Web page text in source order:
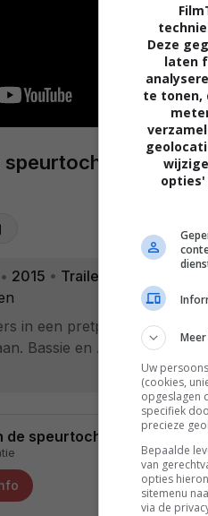
naar
• 2015 • Trailer
in een pretpark en
Bassie en Adriaan hebben
de speurtocht naar Bassie &
Deze
laten
te tonen,
opties'
Uw
(cookies,
opgeslagen
specifiek
precieze
Bepaalde
van
opties
sitemenu
via de